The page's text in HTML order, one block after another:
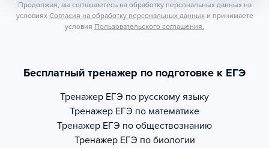
Продолжая, вы соглашаетесь на обработку персональных данных на
условиях Согласия на обработку персональных данных и принимаете
условия Пользовательского соглашения.
Бесплатный тренажер по подготовке к ЕГЭ
Тренажер ЕГЭ по русскому языку
Тренажер ЕГЭ по математике
Тренажер ЕГЭ по обществознанию
Тренажер ЕГЭ по биологии